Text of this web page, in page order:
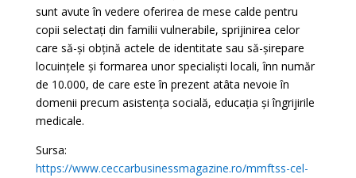
sunt avute în vedere oferirea de mese calde pentru
copii selectați din familii vulnerabile, sprijinirea celor
care să-și obțină actele de identitate sau să-șirepare
locuințele și formarea unor specialiști locali, înn număr
de 10.000, de care este în prezent atâta nevoie în
domenii precum asistența socială, educația și îngrijirile
medicale.
Sursa:
https://www.ceccarbusinessmagazine.ro/mmftss-cel-